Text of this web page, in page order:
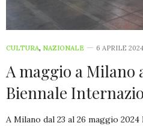
CULTURA, NAZIONALE 6 APRILE 2024
A maggio a Milano
Biennale
A Milano dal 23 al 26 maggio